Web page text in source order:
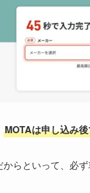
MOTAは申し込み
らといって、必